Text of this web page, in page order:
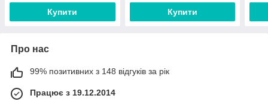
Купити Купити
Про нас
99% позитивних з 148 відгуків за рік
Працює з 19.12.2014